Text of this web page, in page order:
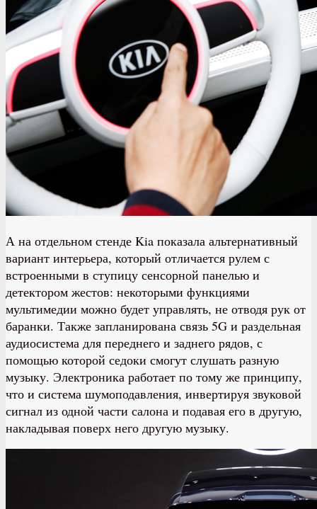
А на отдельном стенде Kia показала альтернативный
вариант интерьера, который отличается рулем с
встроенными в ступицу сенсорной панелью и
детектором жестов: некоторыми функциями
мультимедии можно будет управлять, не отводя рук от
баранки. Также запланирована связь 5G и раздельная
аудиосистема для переднего и заднего рядов, с
помощью которой седоки смогут слушать разную
музыку. Электроника работает по тому же принципу,
что и система шумоподавления, инвертируя звуковой
сигнал из одной части салона и подавая его в другую,
накладывая поверх него другую музыку.